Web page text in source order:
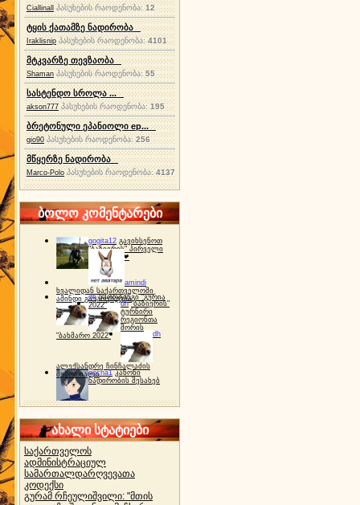
Ciallinall პასუხების რაოდენობა:12
ტყის ქათამზე ნადირობა
Iraklisnip პასუხების რაოდენობა: 4101
მტკვარზე თევზაობა
Shaman პასუხების რაოდენობა:55
სასტენდო სროლა ...
akson777 პასუხების რაოდენობა:195
ბრეტონული ეპანიოლი ep...
gio90 პასუხების რაოდენობა:256
მწყერზე ნადირობა
Marco-Polo პასუხების რაოდენობა:4137
ბოლო კომენტარები
gogita12 გავიხსენოთ
"ბაზიერის" პირველი
ტურნირი ❤
amindi
ხვალიდან საქართველოში
ამინდი გაუარესდება
dh სპორტინგი "გურია
2022"
dh "ბაზიერის"
ტურნირი
რეგიონთა
შორის
"ბახმარო 2022"
dh
ალექსანდრე ჩინჩალაძის
მემორიალიgocha1 კანონი
ნადირობის შესახებ
ახალი სტატიები
საქართველოს
ადმინისტრაციულ
სამართალდარღვევათა
კოდექსი
გურამ რჩეულიშვილი: "მთის